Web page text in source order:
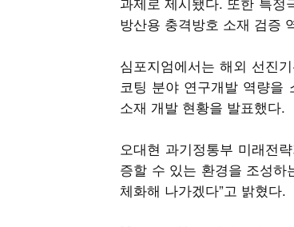
방산용 충격방호 소재 검증
심포지엄에서는 해외 선진
코팅 분야 연구개발 역량을
소재 개발 현황을 발표했다.
오대현 과기정통부 미래전
증할 수 있는 환경을 조성하
체화해 나가겠다”고 밝혔다.